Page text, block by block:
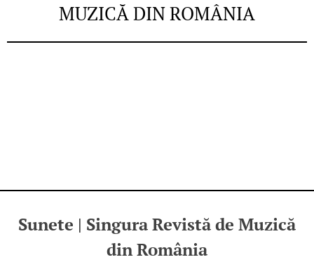
MUZICĂ DIN ROMÂNIA
Sunete | Singura Revistă de Muzică
din România